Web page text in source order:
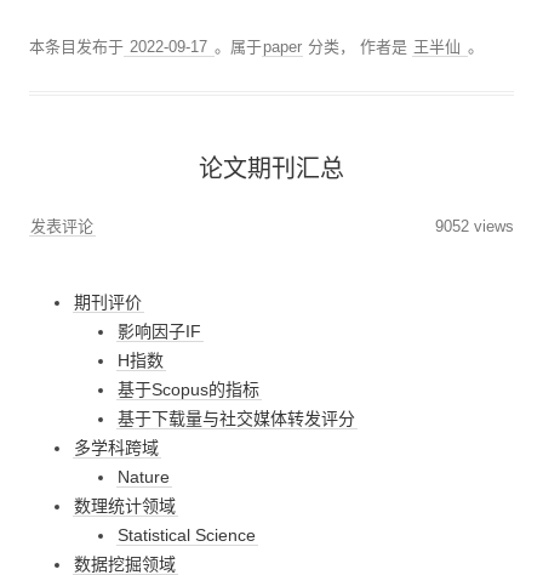
本条目发布于 2022-09-17 。属于paper 分类，作者是 王半仙 。
论文期刊汇总
发表评论 9052 views
期刊评价
影响因子IF
H指数
基于Scopus的指标
基于下载量与社交媒体转发评分
多学科跨域
Nature
数理统计领域
Statistical Science
数据挖掘领域